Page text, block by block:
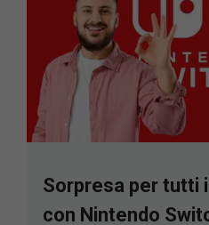
Sorpresa per tutti
con Nintendo